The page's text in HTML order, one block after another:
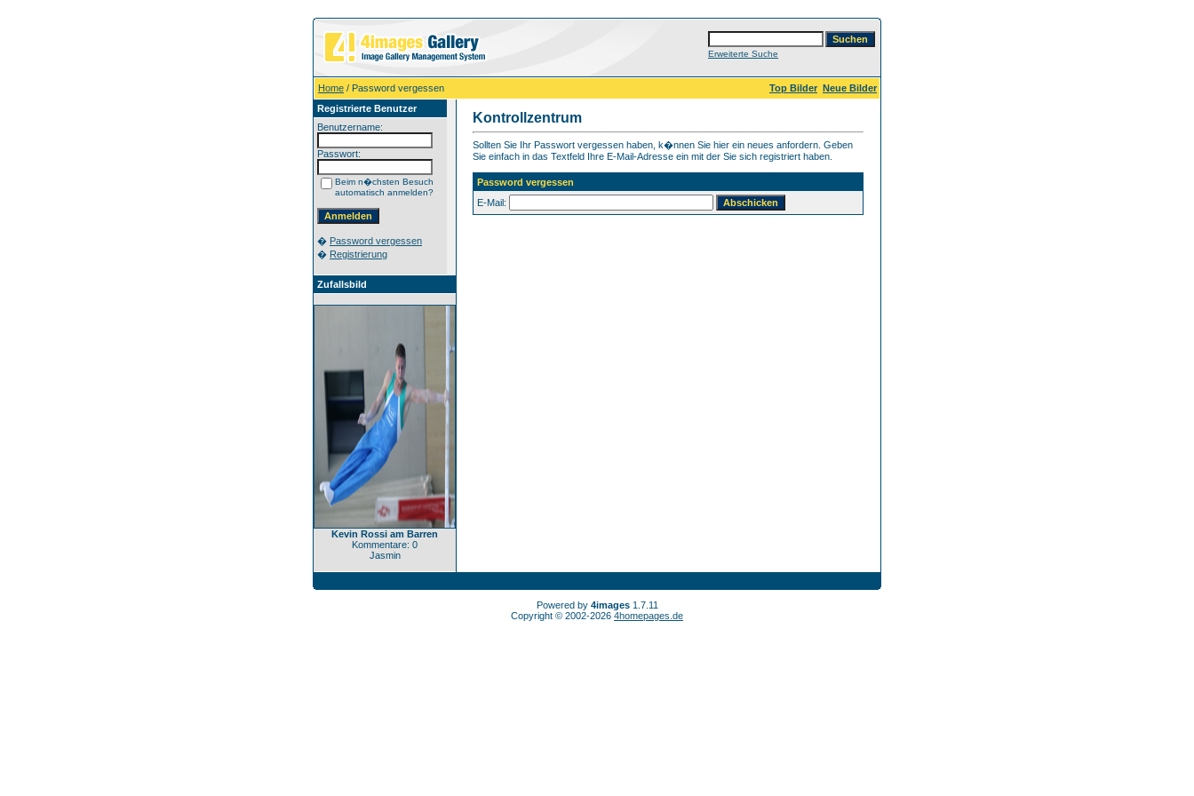
Erweiterte Suche
Home / Password vergessen Top Bilder Neue Bilder
Registrierte Benutzer
Benutzername:
Passwort:
Beim n�chsten Besuch
automatisch anmelden?
� Password vergessen
� Registrierung
Zufallsbild
Kevin Rossi am Barren
Kommentare: 0
Jasmin
Kontrollzentrum
Sollten Sie Ihr Passwort vergessen haben, k�nnen Sie hier ein neues anfordern. Geben
Sie einfach in das Textfeld Ihre E-Mail-Adresse ein mit der Sie sich registriert haben.
Password vergessen
E-Mail:
Powered by 4images1.7.11
Copyright © 2002-2026 4homepages.de